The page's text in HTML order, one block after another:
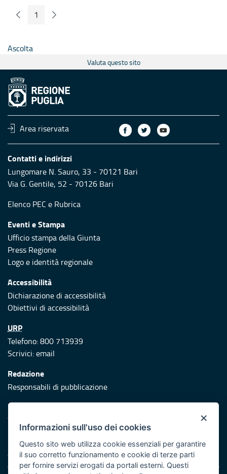
Pagina Precedente
Pagina
1 Pagina Seguente
Ascolta
Valuta questo sito
Area riservata
Contatti e indirizzi
Lungomare N. Sauro, 33 - 70121 Bari
Via G. Gentile, 52 - 70126 Bari
Elenco PEC e Rubrica
Eventi e Stampa
Ufficio stampa della Giunta
Press Regione
Logo e identità regionale
Accessibilità
Dichiarazione di accessibilità
Obiettivi di accessibilità
URP
Telefono: 800 713939
Scrivici:email
Redazione
Responsabili di pubblicazione
Protezione civile
Vai al sito di Protezione Civile Puglia
Iniziativa finanziata con risorse del POR Puglia 2014/2020 -
Asse XI
×
Informazioni sull'uso dei cookies
Questo sito web utilizza cookie essenziali per garantire
il suo corretto funzionamento e cookie di terze parti
per fornire servizi erogati da portali esterni. Questi